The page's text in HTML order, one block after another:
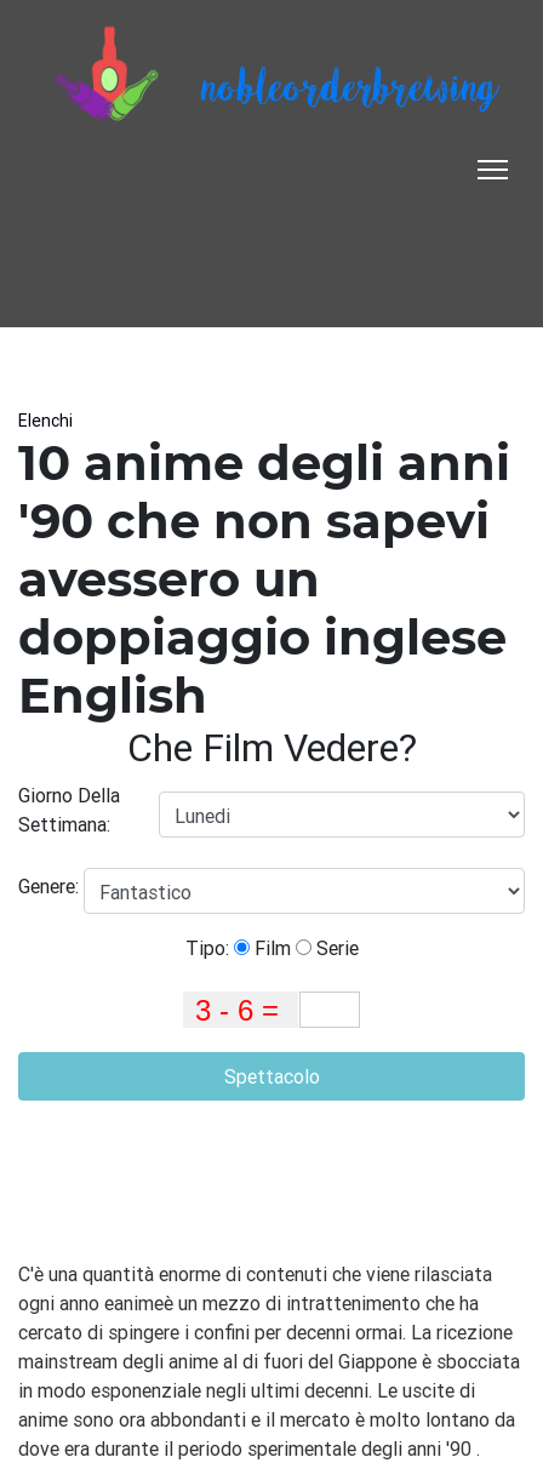
nobleorderbrewing
Elenchi
10 anime degli anni
'90 che non sapevi
avessero un
doppiaggio inglese
English
Che Film Vedere?
Giorno Della
Settimana:
Genere:
Tipo: Film Serie
Spettacolo
C'è una quantità enorme di contenuti che viene rilasciata
ogni anno eanimeè un mezzo di intrattenimento che ha
cercato di spingere i confini per decenni ormai. La ricezione
mainstream degli anime al di fuori del Giappone è sbocciata
in modo esponenziale negli ultimi decenni. Le uscite di
anime sono ora abbondanti e il mercato è molto lontano da
dove era durante il periodo sperimentale degli anni '90 .